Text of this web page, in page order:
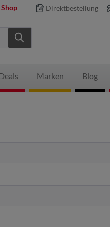
Direktbestellung
Marken Blog